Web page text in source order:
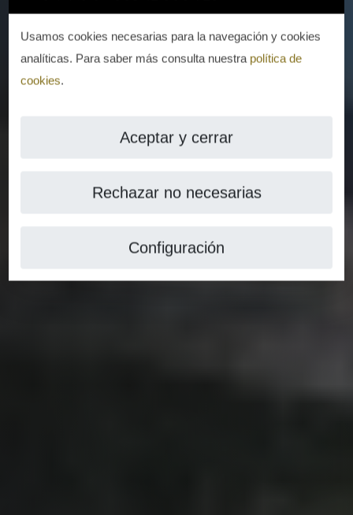
Usamos cookies necesarias para la navegación y cookies
analíticas. Para saber más consulta nuestra política de
cookies.
Aceptar y cerrar
Rechazar no necesarias
Configuración